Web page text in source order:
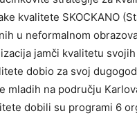
kvalitete SKOCKANO
u neformalnom
jamči kvalitetu
dobio za svoj
mladih na području
dobili su programi 6